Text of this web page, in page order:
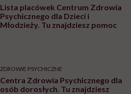
Lista placówek Centrum Zdrowia
Psychicznego dla Dzieci i
Młodzieży. Tu znajdziesz pomoc
ZDROWIE PSYCHICZNE
Centra Zdrowia Psychicznego dla
osób dorosłych. Tu znajdziesz